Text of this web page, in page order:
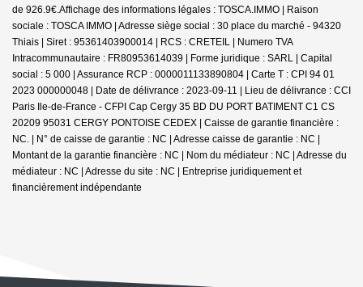
de 926.9€.Affichage des informations légales : TOSCA.IMMO | Raison
sociale : TOSCA IMMO | Adresse siège social : 30 place du marché - 94320
Thiais | Siret : 95361403900014 | RCS : CRETEIL | Numero TVA
Intracommunautaire : FR80953614039 | Forme juridique : SARL | Capital
social : 5 000 | Assurance RCP : 0000011133890804 | Carte T : CPI 94 01
2023 000000048 | Date de délivrance : 2023-09-11 | Lieu de délivrance : CCI
Paris Ile-de-France - CFPI Cap Cergy 35 BD DU PORT BATIMENT C1 CS
20209 95031 CERGY PONTOISE CEDEX | Caisse de garantie financière :
NC. | N° de caisse de garantie : NC | Adresse caisse de garantie : NC |
Montant de la garantie financière : NC | Nom du médiateur : NC | Adresse du
médiateur : NC | Adresse du site : NC | Entreprise juridiquement et
financièrement indépendante